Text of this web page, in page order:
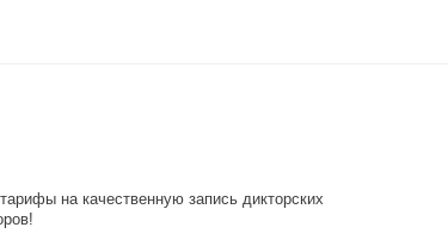
на качественную запись дикторских